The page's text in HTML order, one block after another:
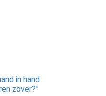
in hand
zover?”